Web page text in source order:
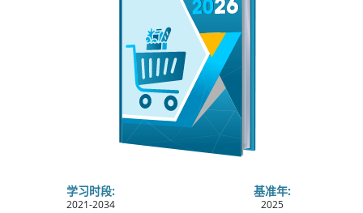
学习时段:
2021-2034
基准年:
2025